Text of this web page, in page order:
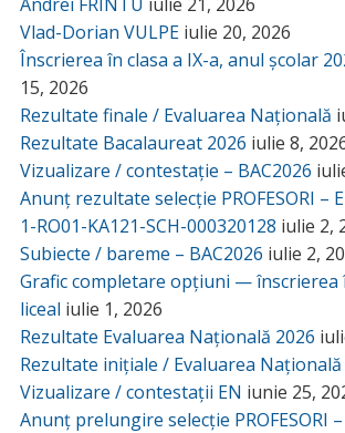
Vlad-Dorian VULPE iulie 20, 2026
Înscrierea în clasa a IX-a, anul școlar
15, 2026
Rezultate finale / Evaluarea Națională
Rezultate Bacalaureat 2026 iulie 8,
Vizualizare / contestație – BAC2026
Anunț rezultate selecție PROFESORI –
1-RO01-KA121-SCH-000320128 iulie 2,
Subiecte / bareme – BAC2026 iulie 2,
Grafic completare opțiuni — înscrierea
liceal iulie 1, 2026
Rezultate Evaluarea Națională 2026
Rezultate inițiale / Evaluarea Națională
Vizualizare / contestații EN iunie 25,
Anunț prelungire selecție PROFESORI –